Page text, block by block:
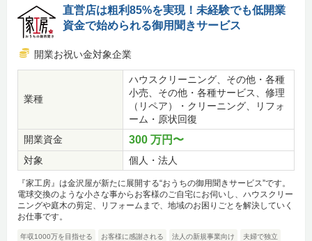
直営店は粗利85%を実現！未経験でも低開業
資金で始められる御用聞きサービス
開業お祝い金対象企業
業種
ハウスクリーニング、その他・各種
小売、その他・各種サービス、修理
（リペア）・クリーニング、リフォ
ーム・原状回復
開業資金
300 万円〜
対象 個人・法人
『家工房』は金沢屋が新たに展開する“おうちの御用聞きサービス”です。
電球交換のような小さな事からお客様のご自宅にお伺いし、ハウスクリー
ニングや庭木の剪定、リフォームまで、地域のお困りごとを解決していく
お仕事です。
年収1000万を目指せる お客様に感謝される 法人の新規事業向け 夫婦で独立